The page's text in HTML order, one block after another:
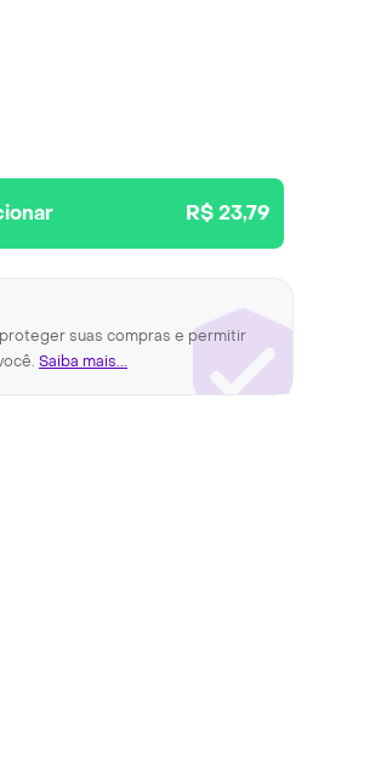
R$ 23,79
suas compras e permitir
Saiba mais...